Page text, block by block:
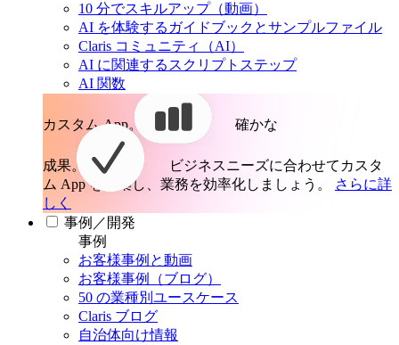
10 分でスキルアップ（動画）
AI を体験するガイドブックとサンプルファイル
Claris コミュニティ（AI）
AI に関連するスクリプトステップ
AI 関数
カスタム App。 確かな
成果。
ビジネスニーズに合わせてカスタ
ム App を構築し、業務を効率化しましょう。
さらに詳
しく
事例／開発
事例
お客様事例と動画
お客様事例（ブログ）
50 の業種別ユースケース
Claris ブログ
自治体向け情報